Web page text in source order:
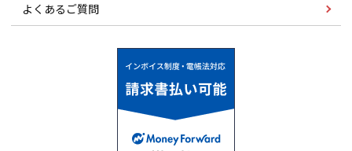
よくあるご質問